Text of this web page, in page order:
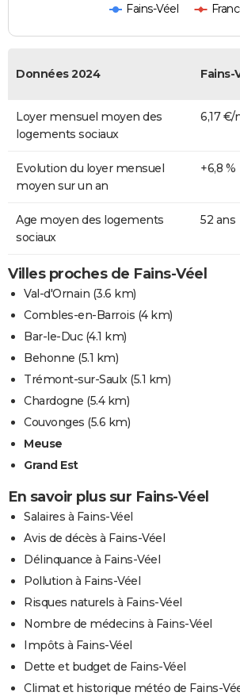
Fains-Véel
Données 2024 Fains-
Loyer mensuel moyen des
logements sociaux
6,17 €/
Evolution du loyer mensuel
moyen sur un an
+6,8 %
Age moyen des logements
sociaux
52 ans
Villes proches de Fains-Véel
Val-d'Ornain (3.6 km)
Combles-en-Barrois (4 km)
Bar-le-Duc(4.1 km)
Behonne (5.1 km)
Trémont-sur-Saulx(5.1 km)
Chardogne (5.4 km)
Couvonges (5.6 km)
Meuse
Grand Est
En savoir plus sur Fains-Véel
Salaires à Fains-Véel
Avis de décès à Fains-Véel
Délinquance à Fains-Véel
Pollution à Fains-Véel
Risques naturels à Fains-Véel
Nombre de médecins à Fains-Véel
Impôts à Fains-Véel
Dette et budget de Fains-Véel
Climat et historique météo de Fains-